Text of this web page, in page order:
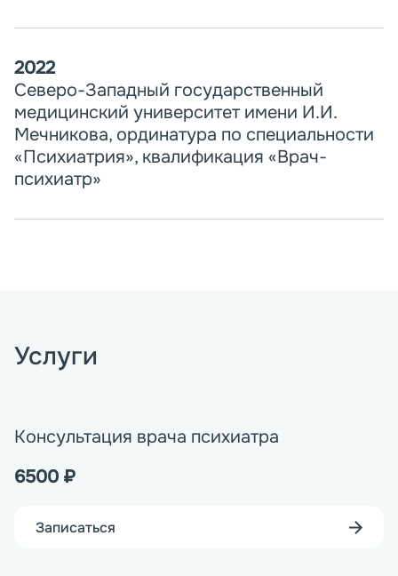
2022
Северо-Западный государственный
медицинский университет имени И.И.
Мечникова, ординатура по специальности
«Психиатрия», квалификация «Врач-
психиатр»
Услуги
Консультация врача психиатра
6500 ₽
Записаться